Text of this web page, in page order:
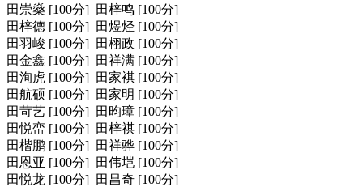
田崇燊 [100分] 田梓鸣 [100分]
田梓德 [100分] 田煜烃 [100分]
田羽峻 [100分] 田栩政 [100分]
田金鑫 [100分] 田祥满 [100分]
田洵虎 [100分] 田家褀 [100分]
田航硕 [100分] 田家明 [100分]
田苛艺 [100分] 田昀璋 [100分]
田悦峦 [100分] 田梓祺 [100分]
田楷鹏 [100分] 田祥骅 [100分]
田恩亚 [100分] 田伟垲 [100分]
田悦龙 [100分] 田昌奇 [100分]